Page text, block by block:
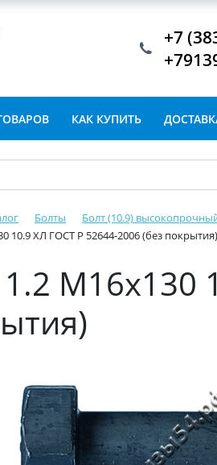
+7
КАК КУПИТЬ
Болты Болт (10.9)
10.9 ХЛ ГОСТ Р 52644-2006 (без покрытия)
М16х130